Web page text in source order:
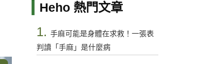
Heho 熱門文章
1. 手麻可能是身體在求救！一張表
判讀「手麻」是什麼病